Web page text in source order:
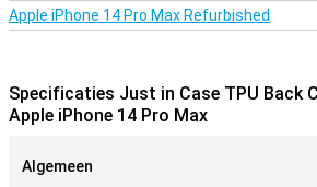
protection for your device. In addition,
as expensive as other covers. A back cover
soft, flexible TPU material and forms nicely
iPhone 14 Pro. There are also recesses for
Apple iPhone 14 Pro Max Refurbished
Specificaties Just in Case TPU Back
Apple iPhone 14 Pro Max
Algemeen